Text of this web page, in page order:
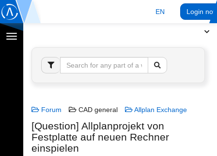
EN Login
Toggle
navigation
Forum CAD general Allplan Exchange
[Question] Allplanprojekt von
Festplatte auf neuen Rechner
einspielen